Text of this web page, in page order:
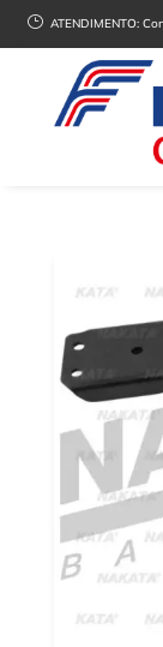
} ATENDIMENTO: